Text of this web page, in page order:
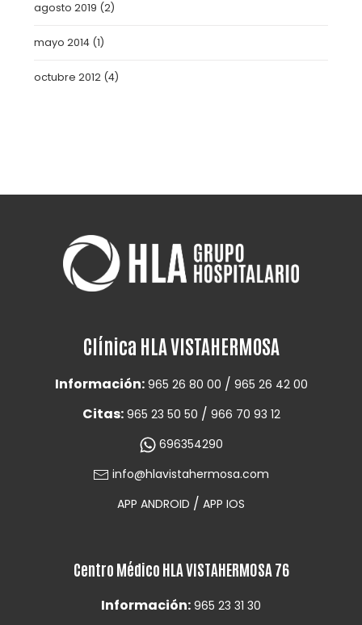
agosto 2019 (2)
mayo 2014 (1)
octubre 2012 (4)
Clínica HLA VISTAHERMOSA
Información: 965 26 80 00 / 965 26 42 00
Citas: 965 23 50 50 / 966 70 93 12
696354290
info@hlavistahermosa.com
APP ANDROID / APP IOS
Centro Médico HLA VISTAHERMOSA 76
Información: 965 23 31 30